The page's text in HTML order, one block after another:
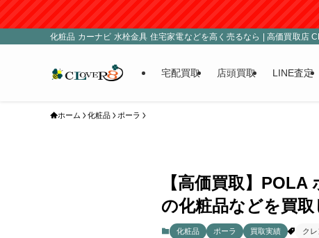
化粧品 カーナビ 水栓金具 住宅家電などを高く売るなら | 高価買取店
宅配買取 店頭買取 LINE査定
ホーム 化粧品 ポーラ
【高価買取】
の化粧品などを買
化粧品 ポーラ 買取実績 ク